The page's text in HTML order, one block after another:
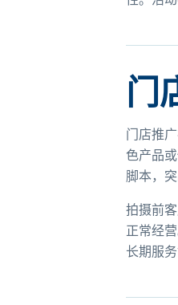
门
门店推
色产品
脚本，
拍摄前
正常经
长期服